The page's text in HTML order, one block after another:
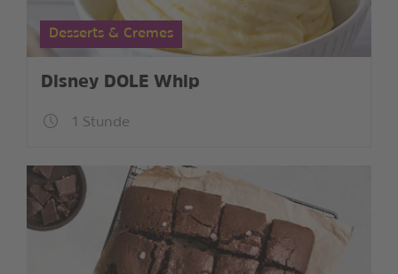
Desserts & Cremes
Disney DOLE Whip
1 Stunde